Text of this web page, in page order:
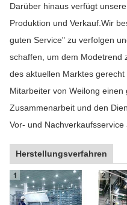
Darüber hinaus verfügt
Produktion und Verkauf.Wir
guten Service" zu verfolgen
schaffen, um dem Modetrend
des aktuellen Marktes
Mitarbeiter von Weilong einen
Zusammenarbeit und den
Vor- und Nachverkaufsservice
Herstellungsverfahren